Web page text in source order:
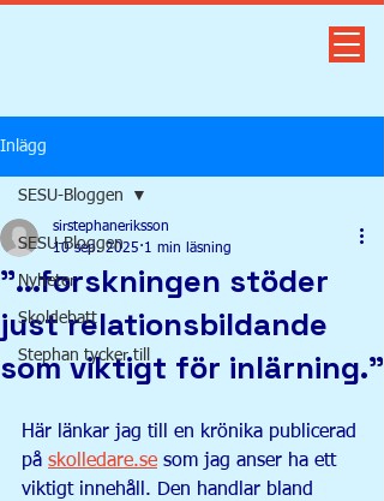
Inlägg
SESU-Bloggen
Nyheter
Skoldebatt
Stephan tycker till
SESU-Bloggen
"...forskningen stöder
just relationsbildande
som viktigt för inlärning."
sirstephaneriksson
10 sep. 2025 1 min läsning
Här länkar jag till en krönika publicerad
på skolledare.se som jag anser ha ett
viktigt innehåll. Den handlar bland